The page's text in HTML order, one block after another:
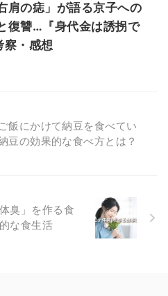
肩の痣」が語る京子への
復讐…『身代金は誘拐で
察・感想
飯にかけて納豆を食べてい
豆の効果的な食べ方とは？
臭」を作る食
な食生活